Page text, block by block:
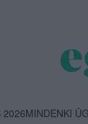
2026MINDENKI